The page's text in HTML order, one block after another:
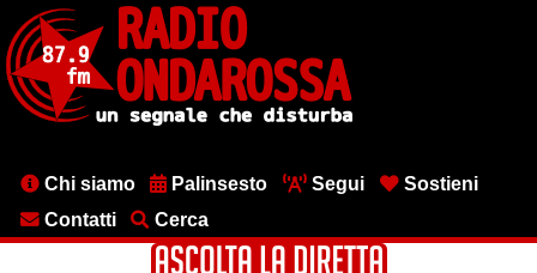
contenuto
principale
MenuChi siamo Palinsesto Segui
Sostieni
Contatti
Cerca